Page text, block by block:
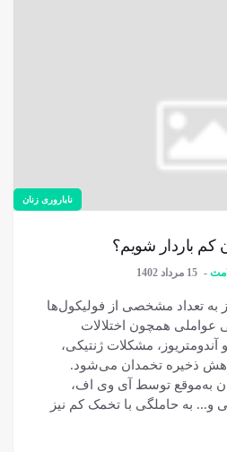
ناباروری زنان
کم باردار شویم؟
15 مرداد 1402
به تعداد مشخصی از فولیکول‌ها
همچون اختلالات
مشکلات ژنتیکی،
ذخیره تخمدان می‌شود.
به‌موقع توسط آی وی اف،
و... به حاملگی با تخمک کم نیز